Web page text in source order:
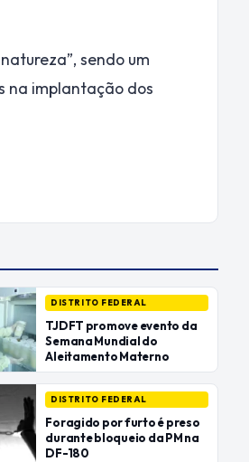
sendo um
na implantação dos
DISTRITO FEDERAL
TJDFT promove evento da
Semana Mundial do
Aleitamento Materno
DISTRITO FEDERAL
Foragido por furto é preso
durante bloqueio da PM na
DF-180